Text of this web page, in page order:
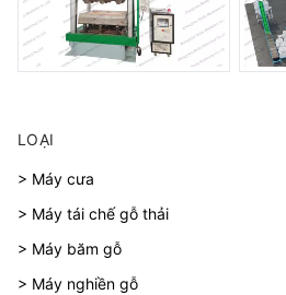
LOẠI
> Máy cưa
> Máy tái chế gỗ thải
> Máy băm gỗ
> Máy nghiền gỗ